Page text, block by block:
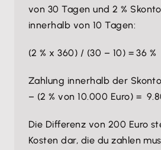
von 30 Tagen und 2 %
innerhalb von 10 Tagen:
(2 % x 360) / (30 – 10) = 36 %
Zahlung innerhalb der
– (2 % von 10.000 Euro) =
Die Differenz von 200 Euro
Kosten dar, die du zahlen